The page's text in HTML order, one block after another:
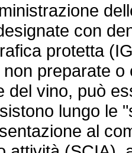
con
protetta
preparate
del vino, può
lungo le
al